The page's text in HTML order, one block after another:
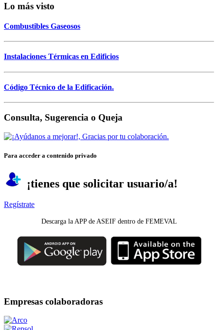
Lo más visto
Combustibles Gaseosos
Instalaciones Térmicas en Edificios
Código Técnico de la Edificación.
Consulta, Sugerencia o Queja
Para acceder a contenido privado
¡tienes que solicitar usuario/a!
Regístrate
Descarga la APP de ASEIF dentro de FEMEVAL
Empresas colaboradoras